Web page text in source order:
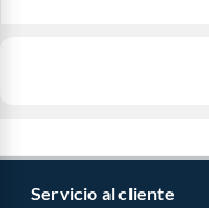
Servicio al cliente